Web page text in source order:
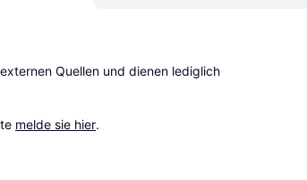
Quellen und dienen lediglich
melde sie hier.